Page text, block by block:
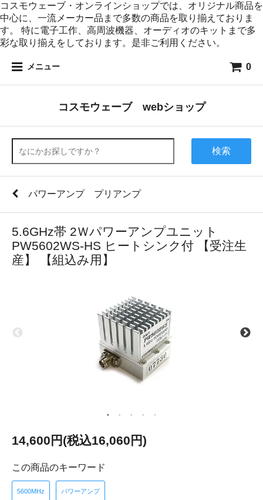
コスモウェーブ・オンラインショップでは、オリジナル商品を
中心に、一流メーカー品まで多数の商品を取り揃えておりま
す。 特に電子工作、高周波機器、オーディオのキットまで多
彩な取り揃えをしております。是非ご利用ください。
メニュー 0
コスモウェーブ webショップ
検索
パワーアンプ プリアンプ
5.6GHz帯 2Ｗパワーアンプユニット
PW5602WS-HS ヒートシンク付 【受注生
産】 【組込み用】
14,600円(税込16,060円)
この商品のキーワード
5600MHz パワーアンプ